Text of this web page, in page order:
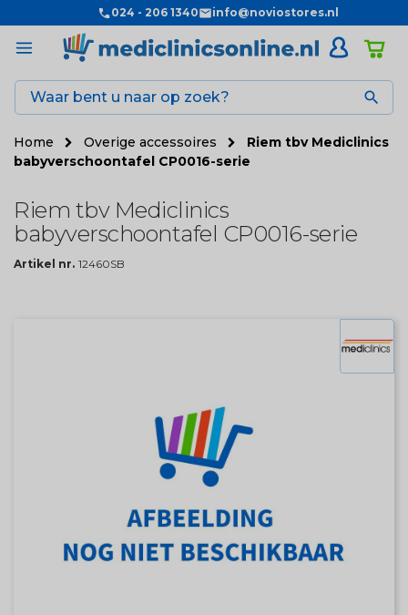
024 - 206 1340 info@noviostores.nl

Home Overige accessoires
Riem tbv Mediclinics
babyverschoontafel CP0016-serie
Riem tbv Mediclinics
babyverschoontafel CP0016-serie
Artikel nr. 12460SB